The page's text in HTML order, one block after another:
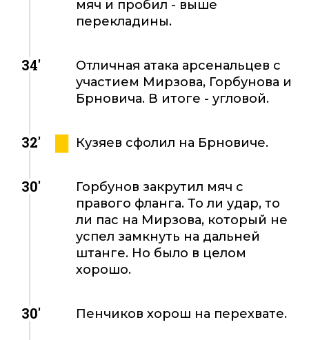
мяч и пробил - выше
перекладины.
34'
Отличная атака арсенальцев с
участием Мирзова, Горбунова и
Брновича. В итоге - угловой.
32' Кузяев сфолил на Брновиче.
30'
Горбунов закрутил мяч с
правого фланга. То ли удар, то
ли пас на Мирзова, который не
успел замкнуть на дальней
штанге. Но было в целом
хорошо.
30' Пенчиков хорош на перехвате.